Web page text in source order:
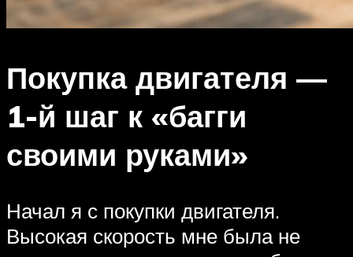
Покупка двигателя —
1-й шаг к «багги
своими руками»
Начал я с покупки двигателя.
Высокая скорость мне была не